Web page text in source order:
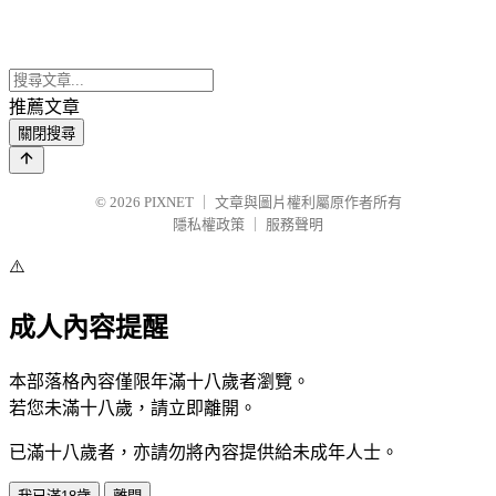
推薦文章
關閉搜尋
© 2026 PIXNET
文章與圖片權利屬原作者所有
隱私權政策
服務聲明
⚠️
成人內容提醒
本部落格內容僅限年滿十八歲者瀏覽。
若您未滿十八歲，請立即離開。
已滿十八歲者，亦請勿將內容提供給未成年人士。